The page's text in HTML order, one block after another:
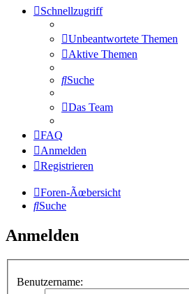
Schnellzugriff
Unbeantwortete Themen
Aktive Themen
Suche
Das Team
FAQ
Anmelden
Registrieren
Foren-Ãœbersicht
Suche
Anmelden
Benutzername: